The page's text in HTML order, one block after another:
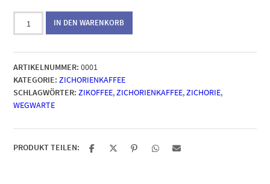
Zikoffee®
Menge
IN DEN WARENKORB
ARTIKELNUMMER: 0001
KATEGORIE: ZICHORIENKAFFEE
SCHLAGWÖRTER: ZIKOFFEE,ZICHORIENKAFFEE,ZICHORIE,
WEGWARTE
PRODUKT TEILEN: